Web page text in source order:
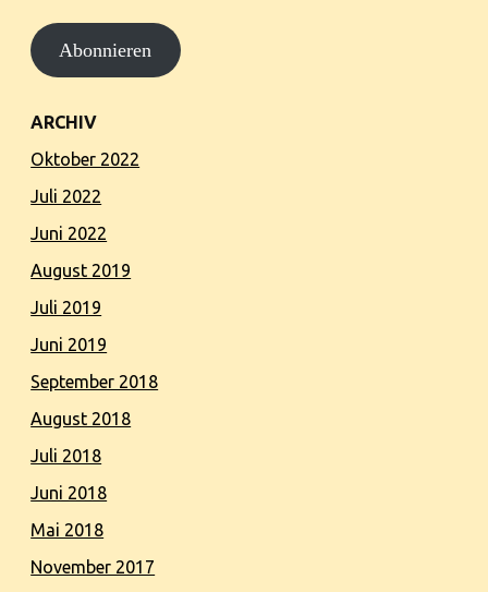
Adresse
Abonnieren
ARCHIV
Oktober 2022
Juli 2022
Juni 2022
August 2019
Juli 2019
Juni 2019
September 2018
August 2018
Juli 2018
Juni 2018
Mai 2018
November 2017